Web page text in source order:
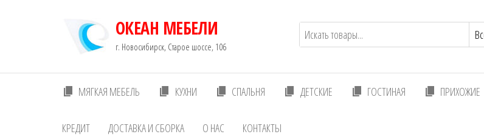
ОКЕАН МЕБЕЛИ
г. Новосибирск, Старое шоссе, 106
МЯГКАЯ МЕБЕЛЬ КУХНИ СПАЛЬНЯ ДЕТСКИЕ ГОСТИНАЯ ПРИХОЖИЕ
КРЕДИТ ДОСТАВКА И СБОРКА О НАС КОНТАКТЫ